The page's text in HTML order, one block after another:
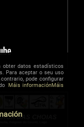
no karst epifreático
obter datos estadísticos
Para aceptar o seu uso
pode configurar
Máis informaciónMáis